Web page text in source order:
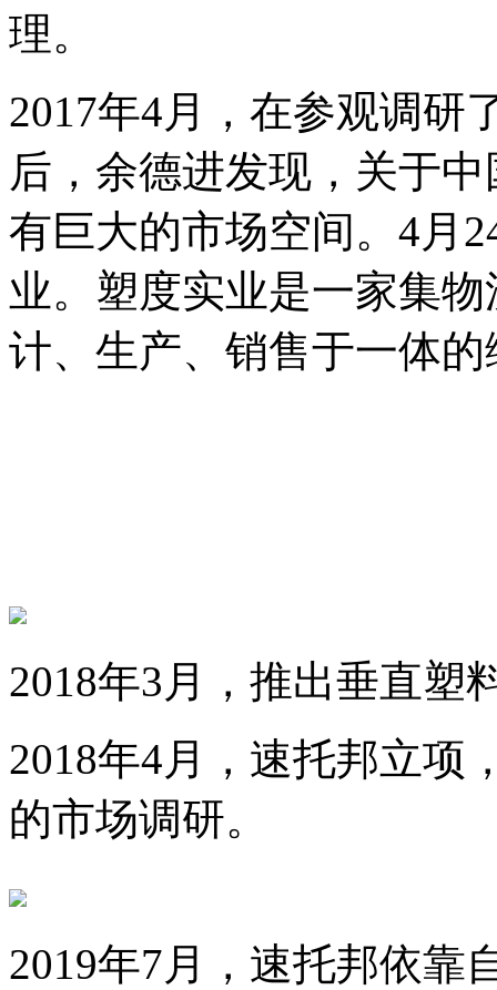
理。
2017年4月，在参观调研
后，余德进发现，关于
有巨大的市场空间。4月
业。塑度实业是一家集
计、生产、销售于一体
2018年3月，推出垂直塑
2018年4月，速托邦立项
的市场调研。
2019年7月，速托邦依靠